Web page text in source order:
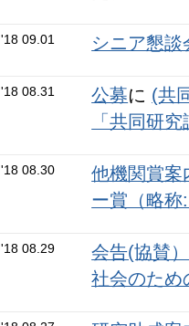
'18 09.01 シニア懇談
'18 08.31 公募に (共
「共同研
'18 08.30
他機関賞案
ー賞（略称
'18 08.29
会告(協賛）
社会のた